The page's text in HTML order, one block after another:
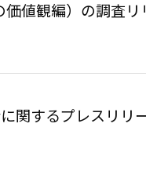
値観編）の調査
関するプレスリリ